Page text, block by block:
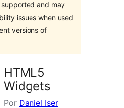
supported and may
issues when used
versions of
HTML5
Widgets
Por Daniel Iser